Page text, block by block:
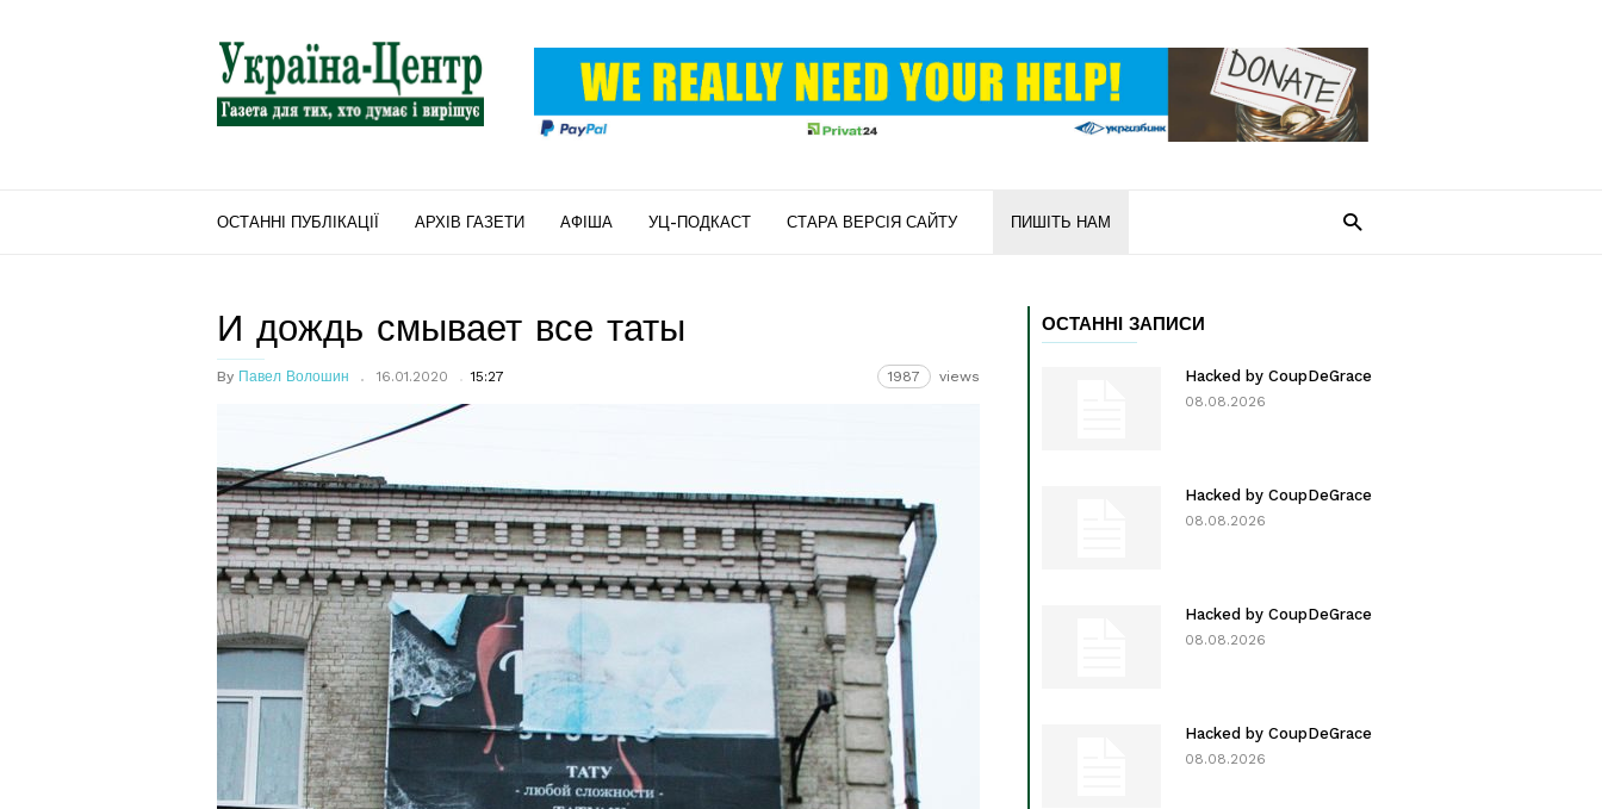
"Україна-
Центр"
ОСТАННІ ПУБЛІКАЦІЇ АРХІВ ГАЗЕТИ АФІША УЦ-ПОДКАСТ СТАРА ВЕРСІЯ САЙТУ ПИШІТЬ НАМ
И дождь смывает все таты
By Павел Волошин 16.01.2020 15:27 1987 views
ОСТАННІ ЗАПИСИ
Hacked by CoupDeGrace
08.08.2026
Hacked by CoupDeGrace
08.08.2026
Hacked by CoupDeGrace
08.08.2026
Hacked by CoupDeGrace
08.08.2026